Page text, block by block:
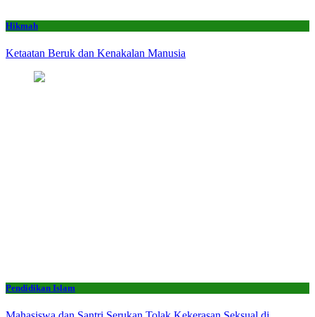
Hikmah
Ketaatan Beruk dan Kenakalan Manusia
Pendidikan Islam